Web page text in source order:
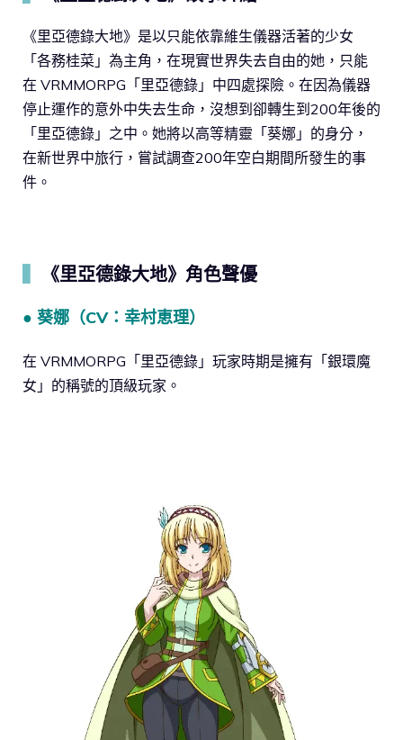
《里亞德錄大地》是以只能依靠維生儀器活著的少女
「各務桂菜」為主角，在現實世界失去自由的她，只能
在 VRMMORPG「里亞德錄」中四處探險。在因為儀器
停止運作的意外中失去生命，沒想到卻轉生到200年後的
「里亞德錄」之中。她將以高等精靈「葵娜」的身分，
在新世界中旅行，嘗試調查200年空白期間所發生的事
件。
《里亞德錄大地》角色聲優
● 葵娜（CV：幸村恵理）
在 VRMMORPG「里亞德錄」玩家時期是擁有「銀環魔
女」的稱號的頂級玩家。